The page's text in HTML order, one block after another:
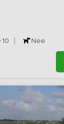
10 Nee